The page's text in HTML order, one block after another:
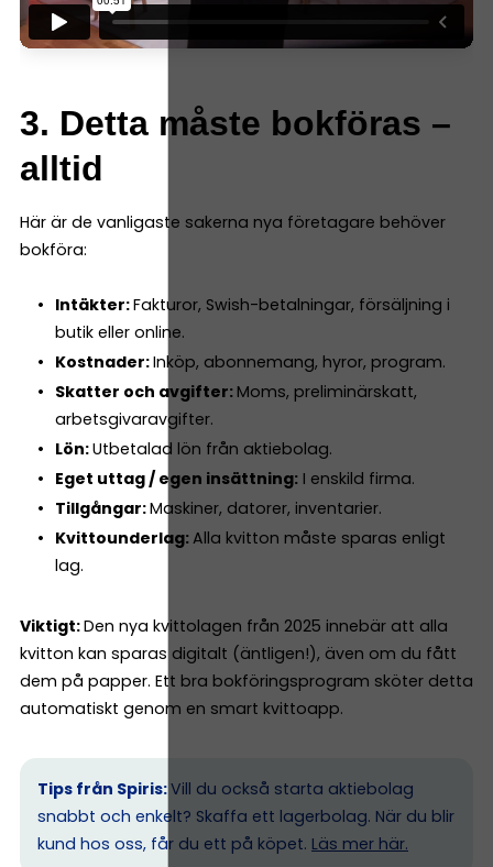
3. Detta måste bokföras –
alltid
Här är de vanligaste sakerna nya företagare behöver
bokföra:
Intäkter:Fakturor, Swish-betalningar, försäljning i
butik eller online.
Kostnader:Inköp, abonnemang, hyror, program.
Skatter och avgifter: Moms, preliminärskatt,
arbetsgivaravgifter.
Lön:Utbetalad lön från aktiebolag.
Eget uttag / egen insättning:I enskild firma.
Tillgångar:Maskiner, datorer, inventarier.
Kvittounderlag:Alla kvitton måste sparas enligt
lag.
Viktigt:Den nya kvittolagen från 2025 innebär att alla
kvitton kan sparas digitalt (äntligen!), även om du fått
dem på papper. Ett bra bokföringsprogram sköter detta
automatiskt genom en smart kvittoapp.
Tips från Spiris:Vill du också starta aktiebolag
snabbt och enkelt? Skaffa ett lagerbolag. När du blir
kund hos oss, får du ett på köpet. Läs mer här.